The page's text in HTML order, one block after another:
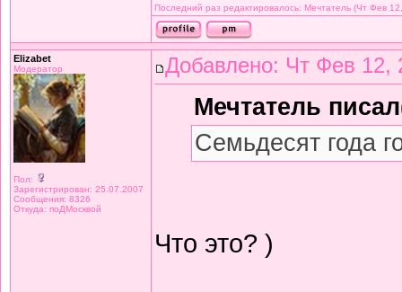
Последний раз редактировалось: Мечтатель (Чт Фев
Elizabet
Модератор
Пол:
Зарегистрирован: 25.07.2007
Сообщения: 8326
Откуда: поДМосквой
Добавлено: Чт Фев 12,
Мечтатель
Семьдесят года
Что это? )